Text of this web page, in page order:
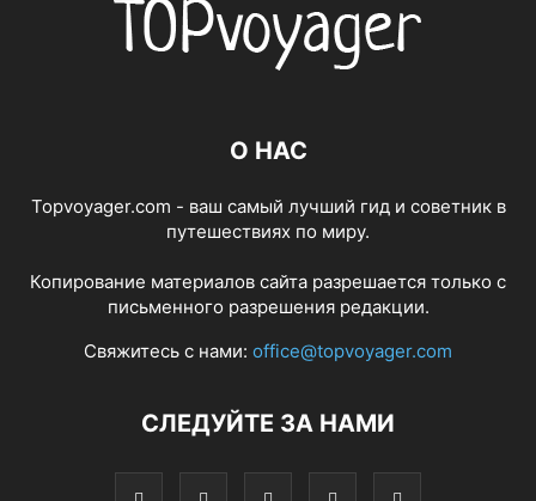
О НАС
Topvoyager.com - ваш самый лучший гид и советник в
путешествиях по миру.
Копирование материалов сайта разрешается только с
письменного разрешения редакции.
Свяжитесь с нами: office@topvoyager.com
СЛЕДУЙТЕ ЗА НАМИ